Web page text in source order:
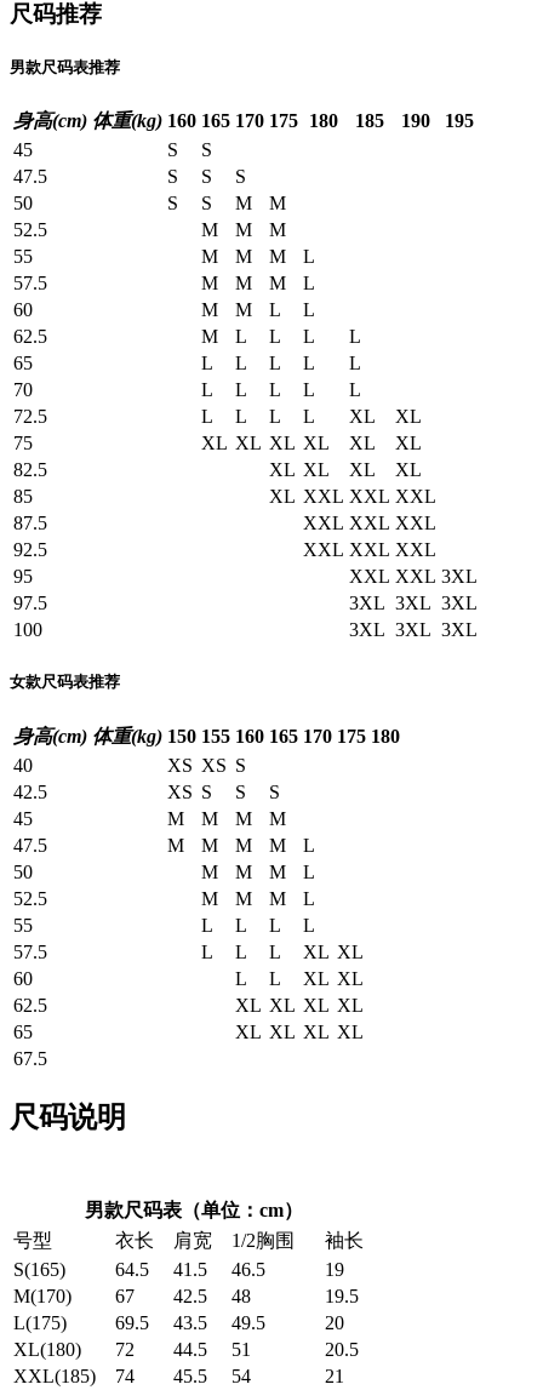
尺码推荐
男款尺码表推荐
身高(cm) 体重(kg) 160 165 170 175 180 185 190
195
45
S
S
47.5
S S
S
50
S S M
M
52.5
M M
M
55
M M M
L
57.5
M M M
L
60
M M L
L
62.5
M L L L
L
65
L L L L
L
70
L L L L
L
72.5
L L L L XL
XL
75
XL XL XL XL XL
XL
82.5
XL XL XL
XL
85
XL XXL XXL XXL
87.5
XXL XXL XXL
92.5
XXL XXL XXL
95
XXL XXL 3XL
97.5
3XL 3XL 3XL
100
3XL 3XL 3XL
女款尺码表推荐
身高(cm) 体重(kg) 150 155 160 165 170 175 180
40
XS XS S
42.5
XS S S
S
45
M M M
M
47.5
M M M M
L
50
M M M
L
52.5
M M M
L
55
L L L
L
57.5
L L L XL XL
60
L L XL XL
62.5
XL XL XL XL
65
XL XL XL XL
67.5
尺码说明
男款尺码表（单位：cm）
号型
衣长 肩宽 1/2胸围
袖长
S(165)
64.5 41.5 46.5
19
M(170)
67 42.5 48
19.5
L(175)
69.5 43.5 49.5
20
XL(180)
72 44.5 51
20.5
XXL(185)
74 45.5 54
21